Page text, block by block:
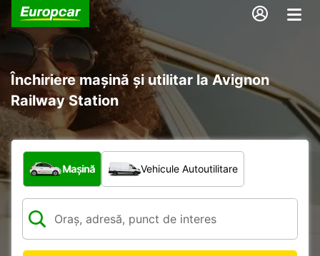
Închiriere mașină și utilitar la Avignon
Railway Station
Ce tip de vehicul?
Mașină Vehicule Autoutilitare